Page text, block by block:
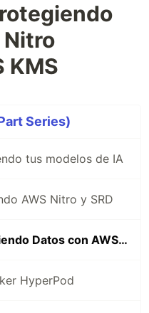
Nitro
KMS
Series)
tus modelos de IA
AWS Nitro y SRD
GenAI Series: Protegiendo Datos con AWS Nitro Enclaves y AWS KMS
HyperPod